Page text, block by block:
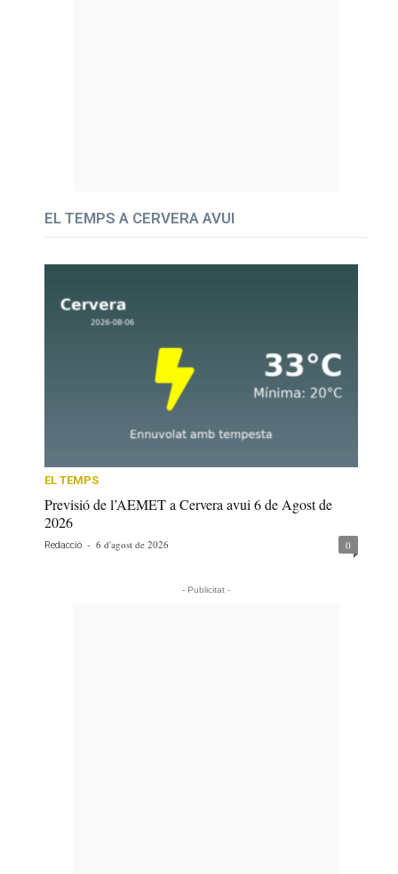
EL TEMPS A CERVERA AVUI
EL TEMPS
Previsió de l’AEMET a Cervera avui 6 de Agost de
2026
Redacció - 6 d'agost de 2026 0
- Publicitat -